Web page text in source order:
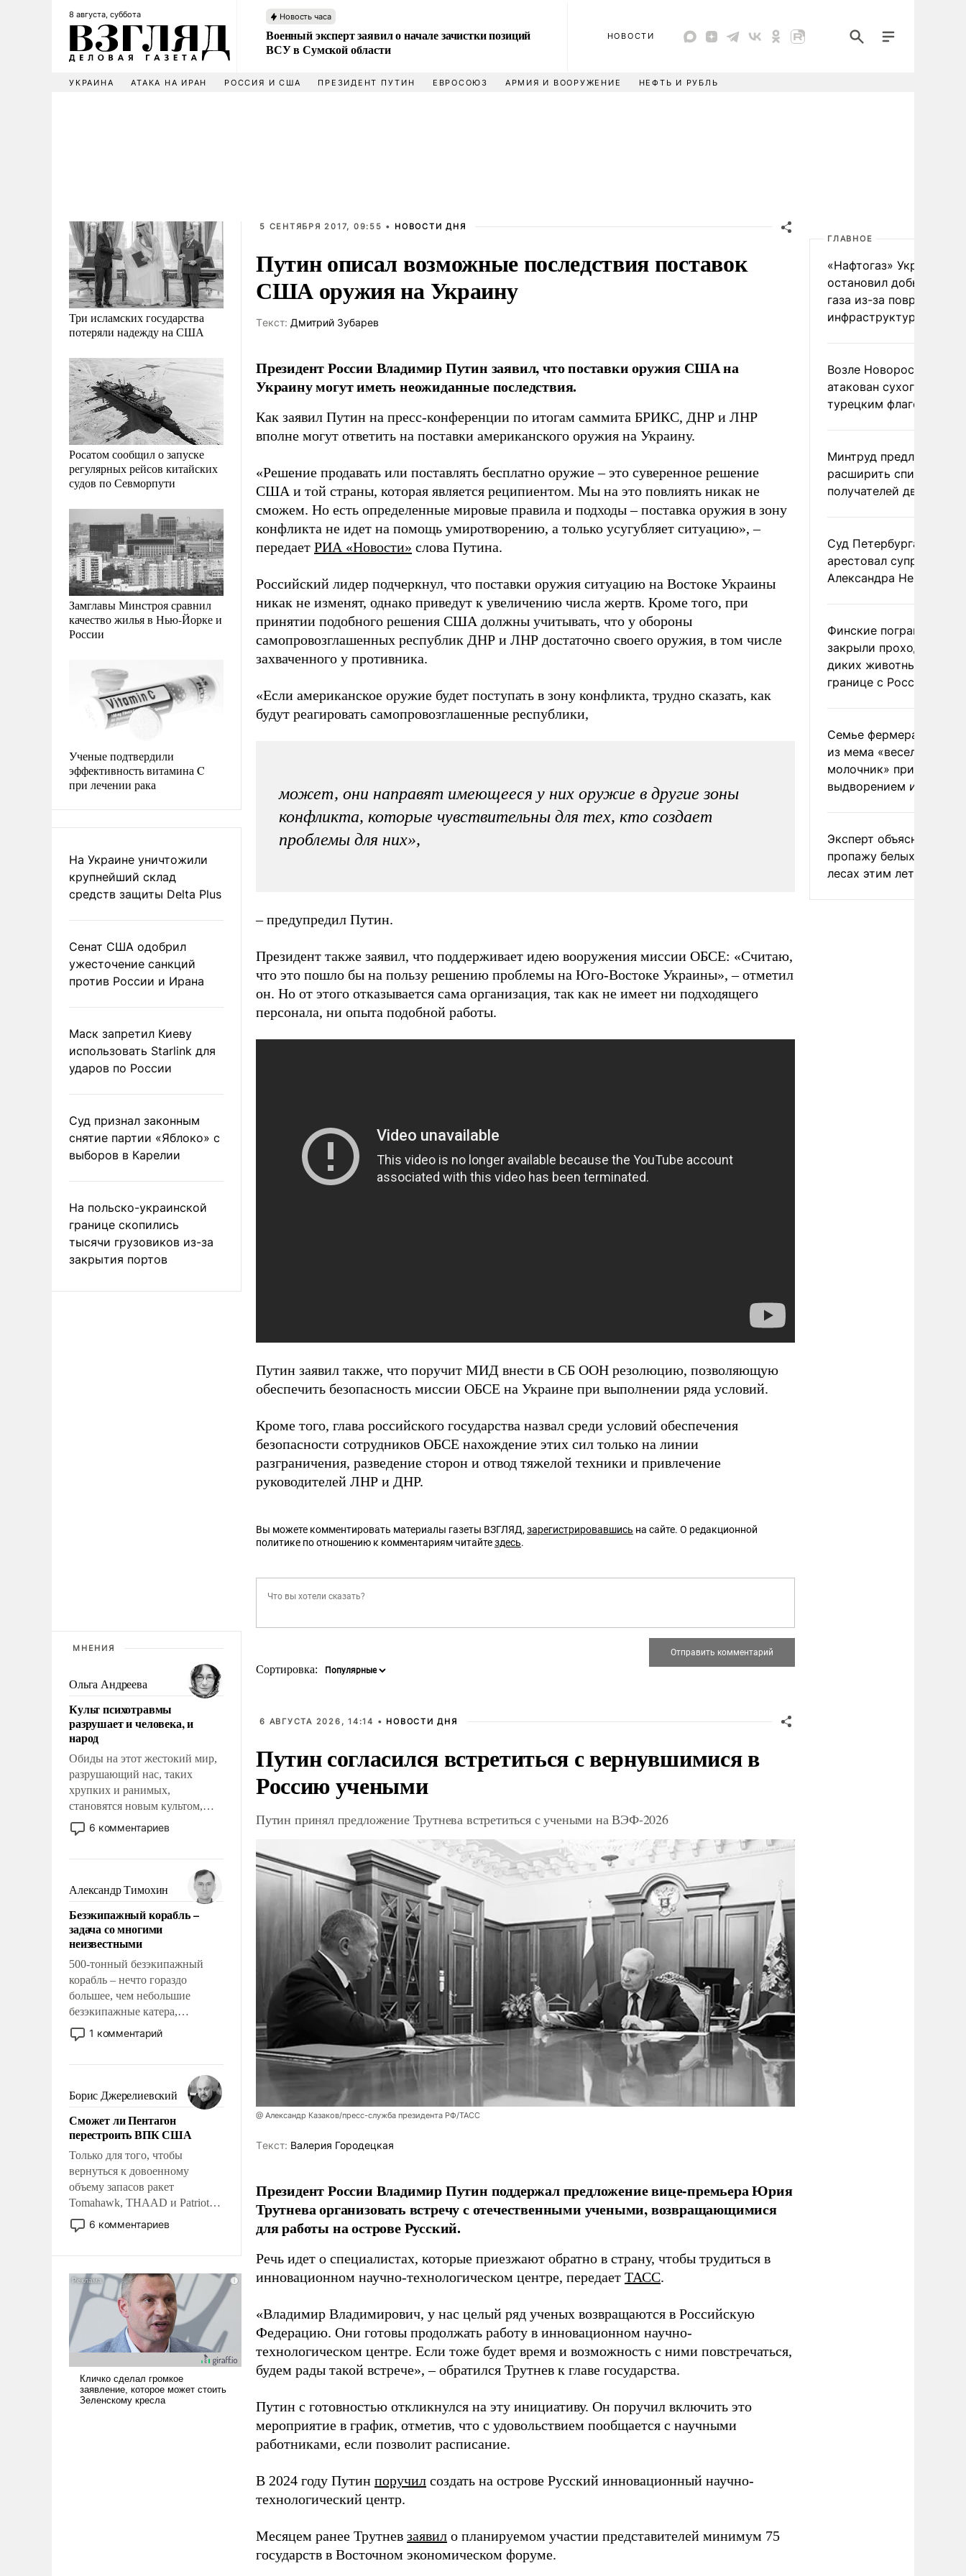
8 августа, суббота Новость часа
Военный эксперт заявил о начале зачистки позиций
ВСУ в Сумской области
НОВОСТИ
УКРАИНА АТАКА НА ИРАН РОССИЯ И США ПРЕЗИДЕНТ ПУТИН ЕВРОСОЮЗ АРМИЯ И ВООРУЖЕНИЕ НЕФТЬ И РУБЛЬ
Три исламских государства
потеряли надежду на США
Росатом сообщил о запуске
регулярных рейсов китайских
судов по Севморпути
Замглавы Минстроя сравнил
качество жилья в Нью-Йорке и
России
Ученые подтвердили
эффективность витамина C
при лечении рака
На Украине уничтожили
крупнейший склад
средств защиты Delta Plus
Сенат США одобрил
ужесточение санкций
против России и Ирана
Маск запретил Киеву
использовать Starlink для
ударов по России
Суд признал законным
снятие партии «Яблоко» с
выборов в Карелии
На польско-украинской
границе скопились
тысячи грузовиков из-за
закрытия портов
МНЕНИЯ
Ольга Андреева
Культ психотравмы
разрушает и человека, и
народ
Обиды на этот жестокий мир,
разрушающий нас, таких
хрупких и ранимых,
становятся новым культом,
постепенно вытесняя и
отменяя традиционное
мужественным и твердым под
ударами судьбы, брать на себя
ответственность, помогать
слабым, идти вперед и
адаптироваться.
6 комментариев
Александр Тимохин
Безэкипажный корабль –
задача со многими
неизвестными
500-тонный безэкипажный
корабль – нечто гораздо
большее, чем небольшие
безэкипажные катера,
применение которых уже
стало обыденностью. Задача по
сложна и амбициозна. Однако
и ее реализация радикально
поднимет наши боевые
возможности.
1 комментарий
Борис Джерелиевский
Сможет ли Пентагон
перестроить ВПК США
Только для того, чтобы
вернуться к довоенному
объему запасов ракет
Tomahawk, THAAD и Patriot
США потребуется более трех
лет. Даже небольшая война с
Сложившаяся ситуация
означает многолетний период
уязвимости США, например,
перед Китаем.
6 комментариев
5 СЕНТЯБРЯ 2017, 09:55 • НОВОСТИ ДНЯ
Путин описал возможные последствия поставок
США оружия на Украину
Tекст: Дмитрий Зубарев
Президент России Владимир Путин заявил, что поставки оружия США на
Украину могут иметь неожиданные последствия.
Как заявил Путин на пресс-конференции по итогам саммита БРИКС, ДНР и ЛНР
вполне могут ответить на поставки американского оружия на Украину.
«Решение продавать или поставлять бесплатно оружие – это суверенное решение
США и той страны, которая является реципиентом. Мы на это повлиять никак не
сможем. Но есть определенные мировые правила и подходы – поставка оружия в зону
конфликта не идет на помощь умиротворению, а только усугубляет ситуацию», –
передает РИА «Новости» слова Путина.
Российский лидер подчеркнул, что поставки оружия ситуацию на Востоке Украины
никак не изменят, однако приведут к увеличению числа жертв. Кроме того, при
принятии подобного решения США должны учитывать, что у обороны
самопровозглашенных республик ДНР и ЛНР достаточно своего оружия, в том числе
захваченного у противника.
«Если американское оружие будет поступать в зону конфликта, трудно сказать, как
будут реагировать самопровозглашенные республики,
может, они направят имеющееся у них оружие в другие зоны
конфликта, которые чувствительны для тех, кто создает
проблемы для них»,
– предупредил Путин.
Президент также заявил, что поддерживает идею вооружения миссии ОБСЕ: «Считаю,
что это пошло бы на пользу решению проблемы на Юго-Востоке Украины», – отметил
он. Но от этого отказывается сама организация, так как не имеет ни подходящего
персонала, ни опыта подобной работы.
Путин заявил также, что поручит МИД внести в СБ ООН резолюцию, позволяющую
обеспечить безопасность миссии ОБСЕ на Украине при выполнении ряда условий.
Кроме того, глава российского государства назвал среди условий обеспечения
безопасности сотрудников ОБСЕ нахождение этих сил только на линии
разграничения, разведение сторон и отвод тяжелой техники и привлечение
руководителей ЛНР и ДНР.
Вы можете комментировать материалы газеты ВЗГЛЯД, зарегистрировавшись на сайте. О редакционной
политике по отношению к комментариям читайтездесь.
Сортировка:
6 АВГУСТА 2026, 14:14 • НОВОСТИ ДНЯ
Путин согласился встретиться с вернувшимися в
Россию учеными
Путин принял предложение Трутнева встретиться с учеными на ВЭФ-2026
@ Александр Казаков/пресс-служба президента РФ/ТАСС
Tекст: Валерия Городецкая
Президент России Владимир Путин поддержал предложение вице-премьера Юрия
Трутнева организовать встречу с отечественными учеными, возвращающимися
для работы на острове Русский.
Речь идет о специалистах, которые приезжают обратно в страну, чтобы трудиться в
инновационном научно-технологическом центре, передает ТАСС.
«Владимир Владимирович, у нас целый ряд ученых возвращаются в Российскую
Федерацию. Они готовы продолжать работу в инновационном научно-
технологическом центре. Если тоже будет время и возможность с ними повстречаться,
будем рады такой встрече», – обратился Трутнев к главе государства.
Путин с готовностью откликнулся на эту инициативу. Он поручил включить это
мероприятие в график, отметив, что с удовольствием пообщается с научными
работниками, если позволит расписание.
В 2024 году Путин поручил создать на острове Русский инновационный научно-
технологический центр.
Месяцем ранее Трутнев заявил о планируемом участии представителей минимум 75
государств в Восточном экономическом форуме.
ГЛАВНОЕ
«Нафтогаз» Украины
остановил добычу
газа из-за повреждения
инфраструктуры
Возле Новороссийска
атакован сухогруз под
турецким флагом
Минтруд предложил
расширить список
получателей двух
Суд Петербурга заочно
арестовал супругу
Александра Невзорова
Финские пограничники
закрыли проходы для
диких животных на
границе с Россией
Семье фермера
из мема «веселый
молочник» пригрозили
выдворением из
Эксперт объяснил
пропажу белых грибов
лесах этим летом